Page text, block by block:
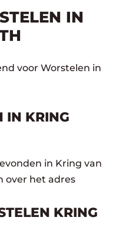
IN
voor Worstelen in
IN KRING
in Kring van
over het adres
KRING